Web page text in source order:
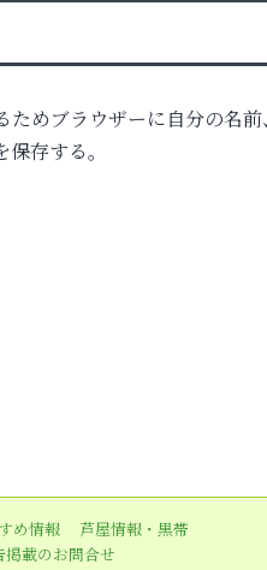
ためブラウザーに自分の名前
存する。
め情報
芦屋情報・黒帯
掲載のお問合せ